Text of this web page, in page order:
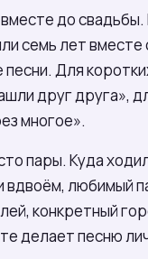
до
семь лет вместе
песни. Для
друг друга»,
многое».
пары. Куда
вдвоём, любимый
конкретный
делает песню